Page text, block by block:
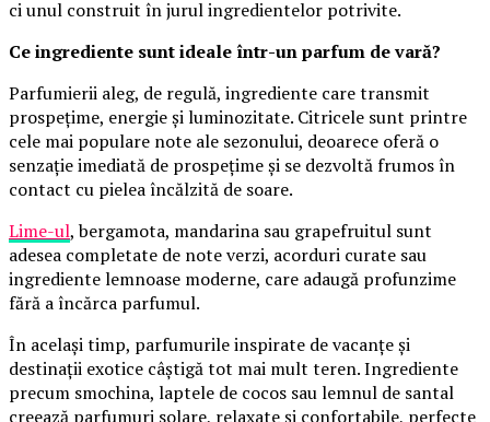
ci unul construit în jurul ingredientelor potrivite.
Ce ingrediente sunt ideale într-un parfum de vară?
Parfumierii aleg, de regulă, ingrediente care transmit
prospețime, energie și luminozitate. Citricele sunt printre
cele mai populare note ale sezonului, deoarece oferă o
senzație imediată de prospețime și se dezvoltă frumos în
contact cu pielea încălzită de soare.
Lime-ul, bergamota, mandarina sau grapefruitul sunt
adesea completate de note verzi, acorduri curate sau
ingrediente lemnoase moderne, care adaugă profunzime
fără a încărca parfumul.
În același timp, parfumurile inspirate de vacanțe și
destinații exotice câștigă tot mai mult teren. Ingrediente
precum smochina, laptele de cocos sau lemnul de santal
creează parfumuri solare, relaxate și confortabile, perfecte